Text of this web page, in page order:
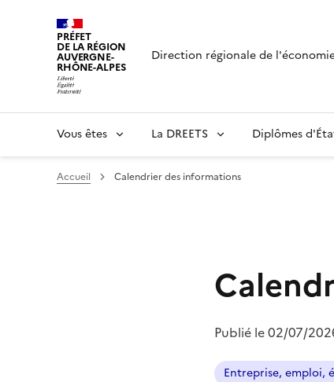
PRÉFET
DE LA RÉGION
AUVERGNE-
RHÔNE-ALPES
Direction régionale de
Vous êtes La DREETS Diplômes
Accueil Calendrier des informations
Publié le02/07/
Entreprise, emploi,